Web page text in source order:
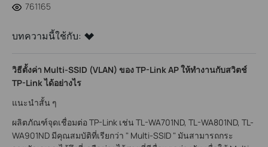
761165
บทความนี้ใช้กับ:
วิธีตั้งค่า Multi-SSID (VLAN) ของTP-Link APให้ทำงานกับสวิตช์
TP-Linkได้อย่างไร
แนะนำสั้น ๆ
ผลิตภัณฑ์จุดเชื่อมต่อ TP-Link เช่น TL-WA701ND, TL-WA801ND, TL-
WA901ND มีคุณสมบัติที่เรียกว่า " Multi-SSID " มันสามารถกระ